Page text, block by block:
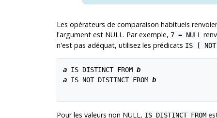
Les opérateurs de comparaison habituels
l'argument est NULL. Par exemple, 7 = NULL
n'est pas adéquat, utilisez les prédicats IS [
a IS DISTINCT FROM b
a IS NOT DISTINCT FROM b
Pour les valeurs non NULL, IS DISTINCT FROM